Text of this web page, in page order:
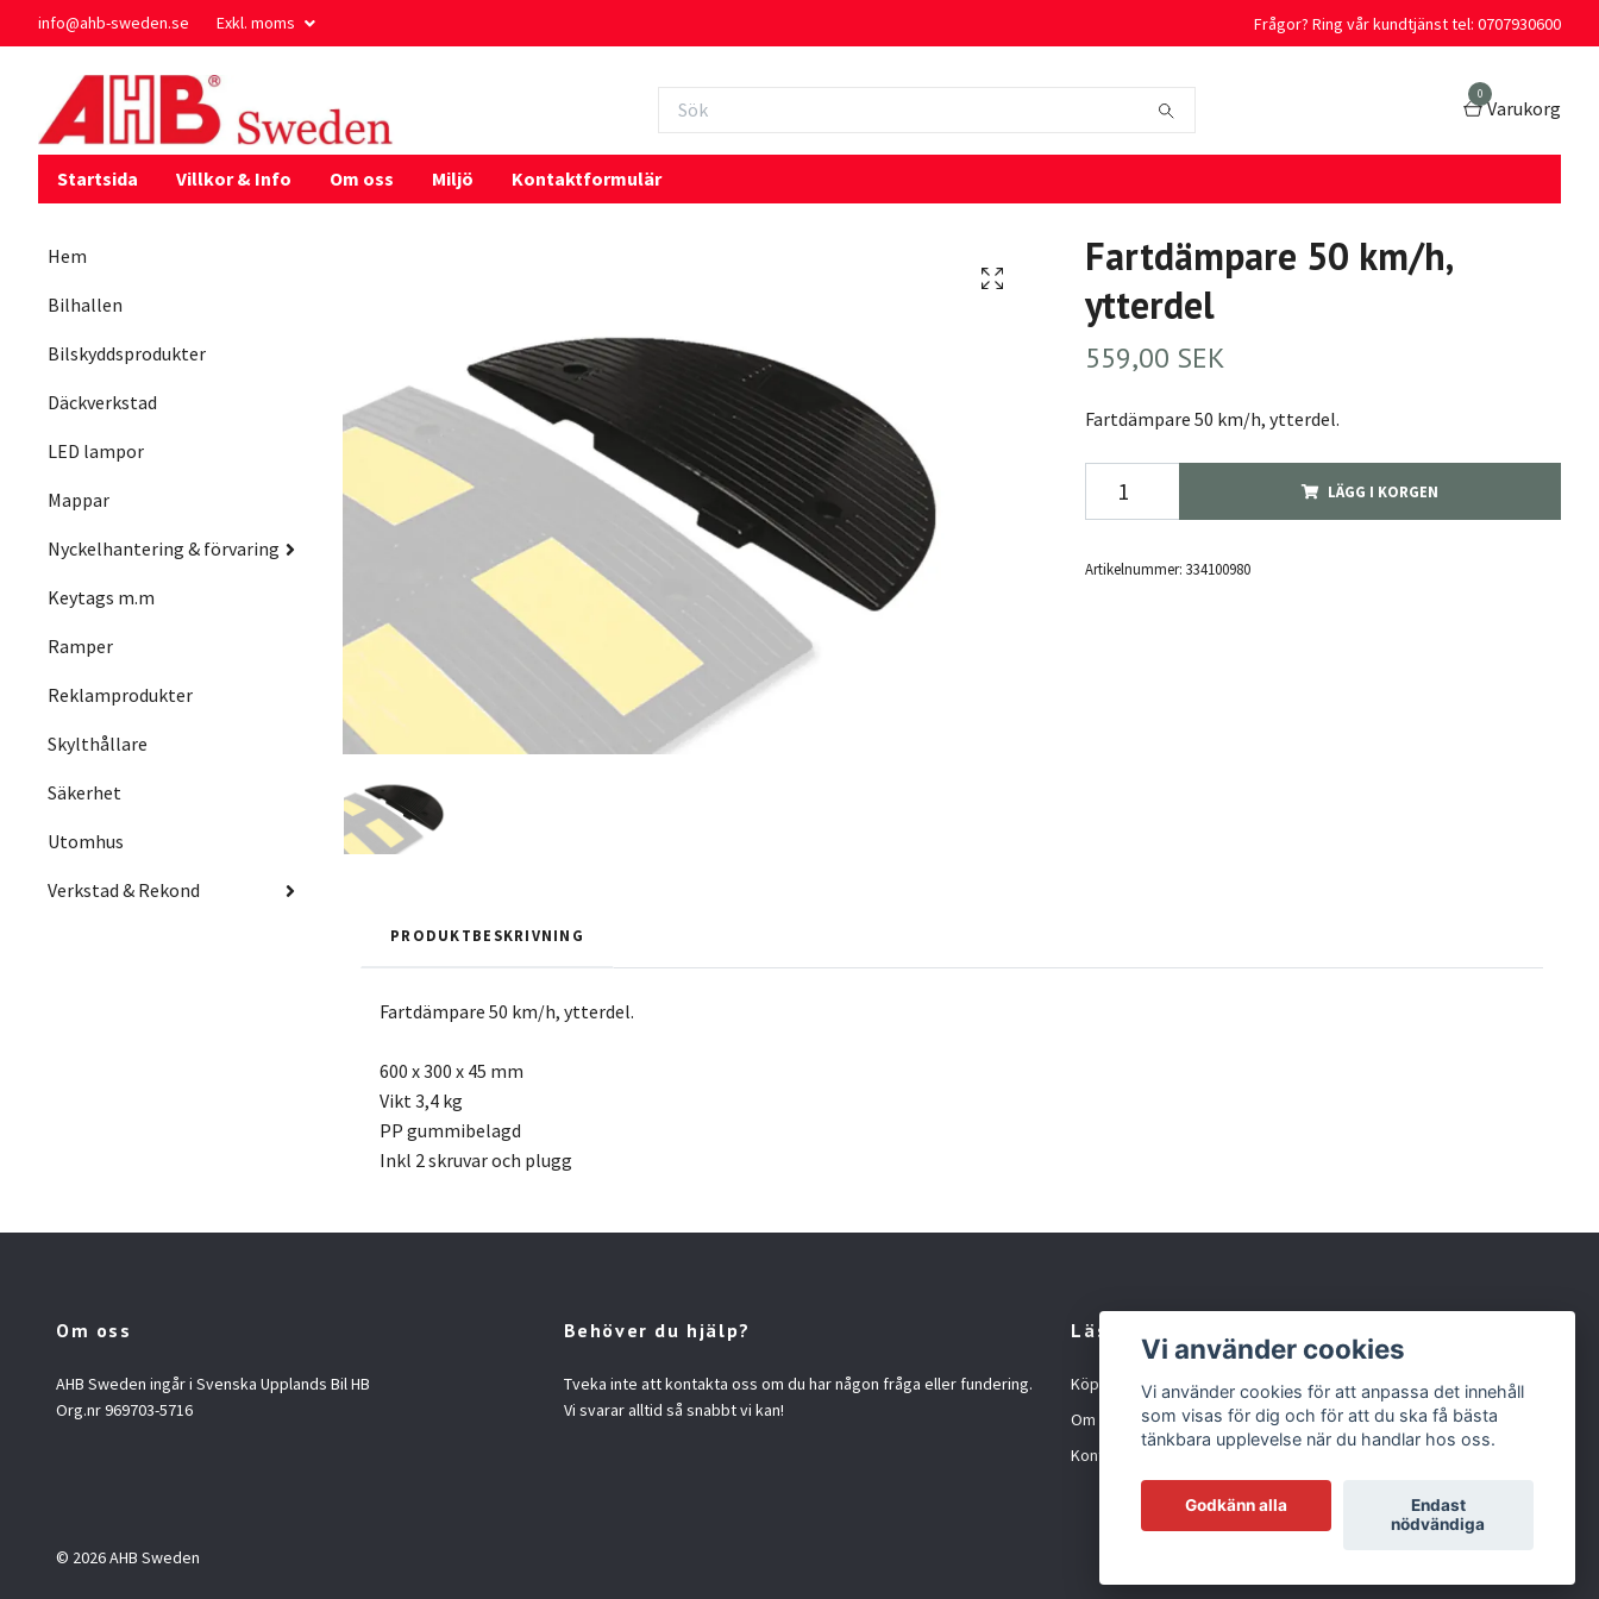
info@ahb-sweden.se Exkl. moms Frågor? Ring vår kundtjänst tel: 0707930600
0
Varukorg
Startsida Villkor & Info Om oss Miljö Kontaktformulär
Hem
Bilhallen
Bilskyddsprodukter
Däckverkstad
LED lampor
Mappar
Nyckelhantering & förvaring
Keytags m.m
Ramper
Reklamprodukter
Skylthållare
Säkerhet
Utomhus
Verkstad & Rekond
Fartdämpare 50 km/h,
ytterdel
559,00 SEK
Fartdämpare 50 km/h, ytterdel.
LÄGG I KORGEN
Artikelnummer: 334100980
PRODUKTBESKRIVNING
Fartdämpare 50 km/h, ytterdel.
600 x 300 x 45 mm
Vikt 3,4 kg
PP gummibelagd
Inkl 2 skruvar och plugg
Om oss
AHB Sweden ingår i Svenska Upplands Bil HB
Org.nr 969703-5716
Behöver du hjälp?
Tveka inte att kontakta oss om du har någon fråga eller fundering.
Vi svarar alltid så snabbt vi kan!
Läs mer
Köpvillkor
Om oss
Kontakt
© 2026 AHB Sweden
Vi använder cookies
Vi använder cookies för att anpassa det innehåll
som visas för dig och för att du ska få bästa
tänkbara upplevelse när du handlar hos oss.
Godkänn alla
Endast
nödvändiga